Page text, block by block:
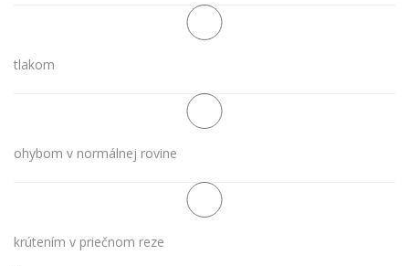
tlakom
ohybom v normálnej rovine
krútením v priečnom reze